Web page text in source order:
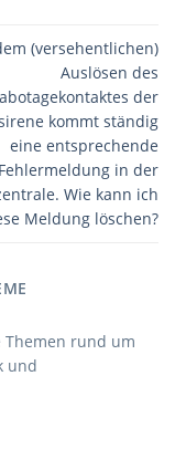
(versehentlichen)
Auslösen des
der
kommt ständig
eine entsprechende
Fehlermeldung in der
Wie kann ich
Meldung löschen?
Themen rund um
und